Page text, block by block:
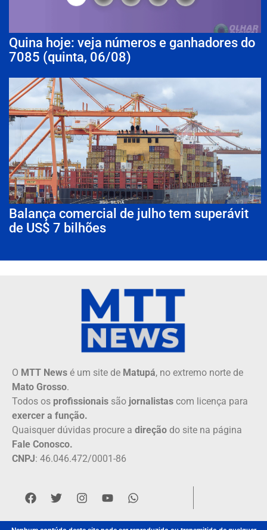
Quina hoje: veja números e ganhadores do
7085 (quinta, 06/08)
Balança comercial de julho tem superávit
de US$ 7 bilhões
O MTT News é um site de Matupá, no extremo norte de
Mato Grosso.
Todos os profissionais são jornalistas com licença para
exercer a função.
Quaisquer dúvidas procure a direção do site na página
Fale Conosco.
CNPJ: 46.046.472/0001-86